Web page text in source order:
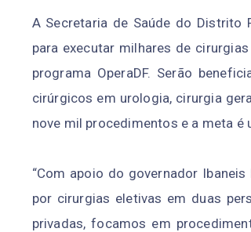
A Secretaria de Saúde do Distrito
para executar milhares de
programa OperaDF. Serão
cirúrgicos em urologia, cirurgia
nove mil procedimentos e a meta
“Com apoio do governador
por cirurgias eletivas em duas
privadas, focamos em